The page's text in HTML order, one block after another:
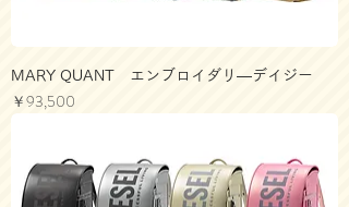
MARY QUANT エンブロイダリ―デイジー
価格
￥93,500